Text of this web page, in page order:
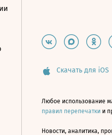
Скачать для iOS
Любое использование
правил перепечатки и
Новости, аналитика,